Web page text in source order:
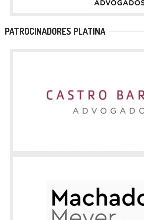
PATROCINADORES PLATINA